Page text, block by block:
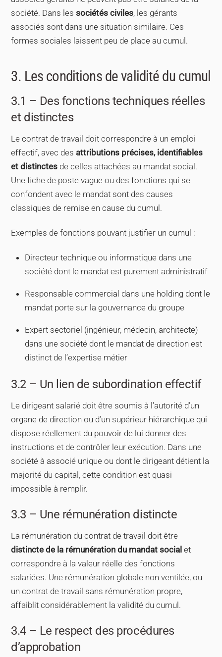
société. Dans lessociétés civiles, les gérants
associés sont dans une situation similaire. Ces
formes sociales laissent peu de place au cumul.
3. Les conditions de validité du cumul
3.1 – Des fonctions techniques réelles
et distinctes
Le contrat de travail doit correspondre à un emploi
effectif, avec des attributions précises, identifiables
et distinctes de celles attachées au mandat social.
Une fiche de poste vague ou des fonctions qui se
confondent avec le mandat sont des causes
classiques de remise en cause du cumul.
Exemples de fonctions pouvant justifier un cumul :
Directeur technique ou informatique dans une
société dont le mandat est purement administratif
Responsable commercial dans une holding dont le
mandat porte sur la gouvernance du groupe
Expert sectoriel (ingénieur, médecin, architecte)
dans une société dont le mandat de direction est
distinct de l’expertise métier
3.2 – Un lien de subordination effectif
Le dirigeant salarié doit être soumis à l’autorité d’un
organe de direction ou d’un supérieur hiérarchique qui
dispose réellement du pouvoir de lui donner des
instructions et de contrôler leur exécution. Dans une
société à associé unique ou dont le dirigeant détient la
majorité du capital, cette condition est quasi
impossible à remplir.
3.3 – Une rémunération distincte
La rémunération du contrat de travail doit être
distincte de la rémunération du mandat social et
correspondre à la valeur réelle des fonctions
salariées. Une rémunération globale non ventilée, ou
un contrat de travail sans rémunération propre,
affaiblit considérablement la validité du cumul.
3.4 – Le respect des procédures
d’approbation